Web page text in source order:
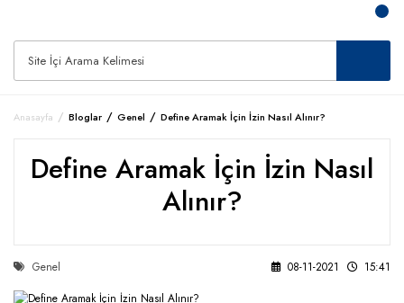
Anasayfa Bloglar Genel Define Aramak İçin İzin Nasıl Alınır?
Define Aramak İçin İzin Nasıl
Alınır?
Genel 08-11-2021 15:41